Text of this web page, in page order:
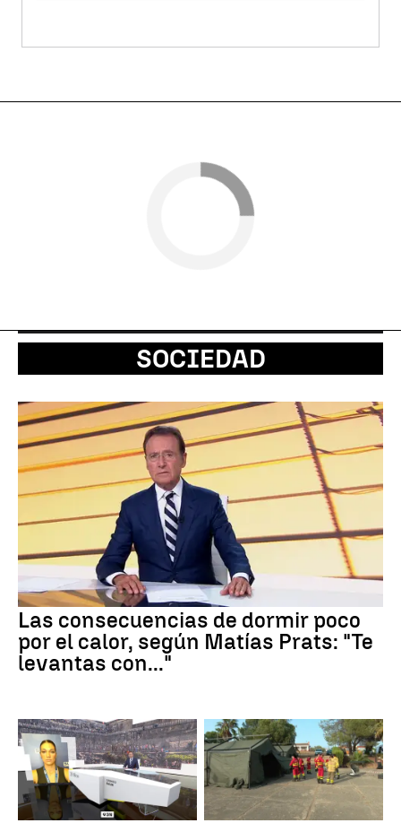
SOCIEDAD
Las consecuencias de dormir poco
por el calor, según Matías Prats: "Te
levantas con..."